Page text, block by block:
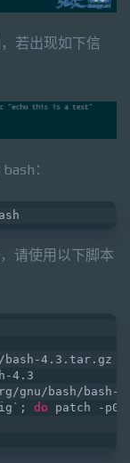
若出现如下信
：
请使用以下脚本
4.3.tar.gz
4.3
bash/bash-
do patch -p0